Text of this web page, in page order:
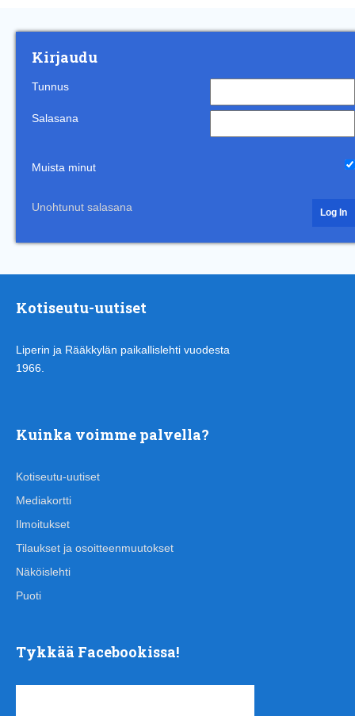
Kirjaudu
Tunnus
Salasana
Muista minut
Unohtunut salasana
Kotiseutu-uutiset
Liperin ja Rääkkylän paikallislehti vuodesta
1966.
Kuinka voimme palvella?
Kotiseutu-uutiset
Mediakortti
Ilmoitukset
Tilaukset ja osoitteenmuutokset
Näköislehti
Puoti
Tykkää Facebookissa!